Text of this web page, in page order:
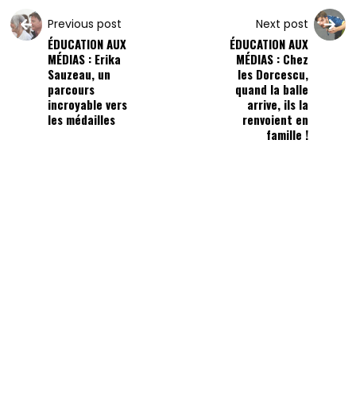
Previous post
ÉDUCATION AUX
MÉDIAS : Erika
Sauzeau, un
parcours
incroyable vers
les médailles
Next post
ÉDUCATION AUX
MÉDIAS : Chez
les Dorcescu,
quand la balle
arrive, ils la
renvoient en
famille !